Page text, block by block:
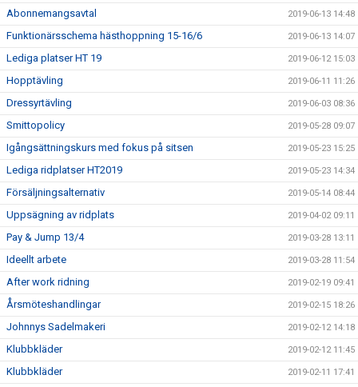
Abonnemangsavtal 2019-06-13 14:48
Funktionärsschema hästhoppning 15-16/6 2019-06-13 14:07
Lediga platser HT 19 2019-06-12 15:03
Hopptävling 2019-06-11 11:26
Dressyrtävling 2019-06-03 08:36
Smittopolicy 2019-05-28 09:07
Igångsättningskurs med fokus på sitsen 2019-05-23 15:25
Lediga ridplatser HT2019 2019-05-23 14:34
Försäljningsalternativ 2019-05-14 08:44
Uppsägning av ridplats 2019-04-02 09:11
Pay & Jump 13/4 2019-03-28 13:11
Ideellt arbete 2019-03-28 11:54
After work ridning 2019-02-19 09:41
Årsmöteshandlingar 2019-02-15 18:26
Johnnys Sadelmakeri 2019-02-12 14:18
Klubbkläder 2019-02-12 11:45
Klubbkläder 2019-02-11 17:41